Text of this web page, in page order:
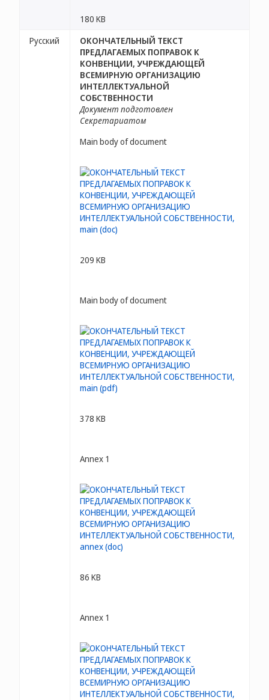
180 KB
Русский
ОКОНЧАТЕЛЬНЫЙ ТЕКСТ
ПРЕДЛАГАЕМЫХ ПОПРАВОК К
КОНВЕНЦИИ, УЧРЕЖДАЮЩЕЙ
ВСЕМИРНУЮ ОРГАНИЗАЦИЮ
ИНТЕЛЛЕКТУАЛЬНОЙ
СОБСТВЕННОСТИ
Документ подготовлен
Секретариатом
Main body of document
209 KB
Main body of document
378 KB
Annex 1
86 KB
Annex 1